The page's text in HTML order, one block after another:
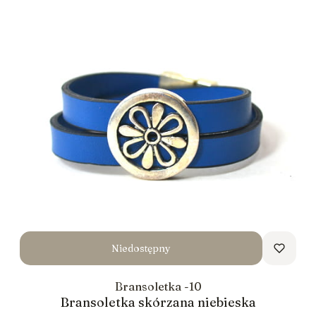
Niedostępny
Bransoletka -10
Bransoletka skórzana niebieska